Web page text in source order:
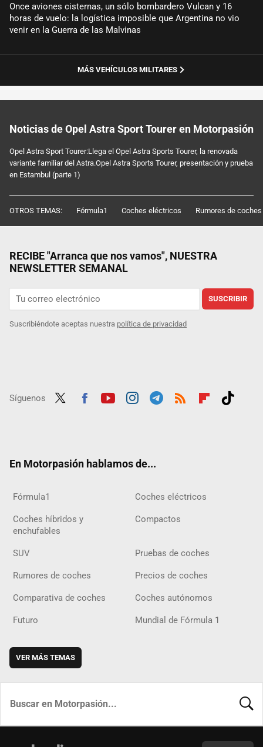
Once aviones cisternas, un sólo bombardero Vulcan y 16
horas de vuelo: la logística imposible que Argentina no vio
venir en la Guerra de las Malvinas
MÁS VEHÍCULOS MILITARES
Noticias de Opel Astra Sport Tourer en Motorpasión
Opel Astra Sport Tourer:Llega el Opel Astra Sports Tourer, la renovada
variante familiar del Astra.Opel Astra Sports Tourer, presentación y prueba
en Estambul (parte 1)
OTROS TEMAS: Fórmula1 Coches eléctricos Rumores de coches
RECIBE "Arranca que nos vamos", NUESTRA
NEWSLETTER SEMANAL
SUSCRIBIR
Suscribiéndote aceptas nuestra política de privacidad
Síguenos
En Motorpasión hablamos de...
Fórmula1 Coches eléctricos
Coches híbridos y
enchufables
Compactos
SUV Pruebas de coches
Rumores de coches Precios de coches
Comparativa de coches Coches autónomos
Futuro Mundial de Fórmula 1
VER MÁS TEMAS